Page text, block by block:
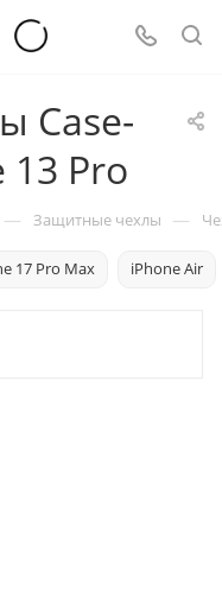
Case-
13 Pro
— Защитные чехлы —
17 Pro Max iPhone Air